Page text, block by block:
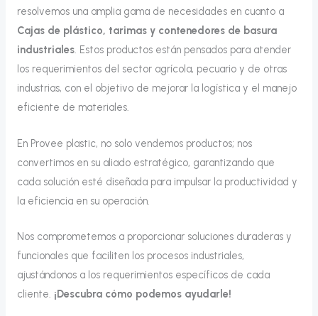
resolvemos una amplia gama de necesidades en cuanto a
Cajas de plástico, tarimas y contenedores de basura
industriales. Estos productos están pensados para atender
los requerimientos del sector agrícola, pecuario y de otras
industrias, con el objetivo de mejorar la logística y el manejo
eficiente de materiales.
En Provee plastic, no solo vendemos productos; nos
convertimos en su aliado estratégico, garantizando que
cada solución esté diseñada para impulsar la productividad y
la eficiencia en su operación.
Nos comprometemos a proporcionar soluciones duraderas y
funcionales que faciliten los procesos industriales,
ajustándonos a los requerimientos específicos de cada
cliente. ¡Descubra cómo podemos ayudarle!